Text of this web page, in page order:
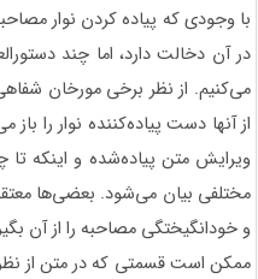
با وجودی که پیاده کردن نوار
در آن دخالت دارد، اما چند
می‌کنیم. از نظر برخی مورخان
از آنها دست پیاده‌کننده نوار را
ویرایش متن پیاده‌شده و اینکه
مختلفی بیان می‌شود. بعضی‌ها
و خودانگیختگی مصاحبه را از آن
ممکن است قسمتی که در متن از